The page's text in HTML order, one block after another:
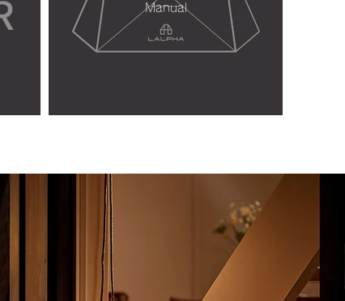
Manual